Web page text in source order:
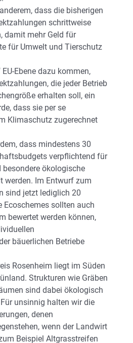
dass die bisherigen
schrittweise
damit mehr Geld für
für Umwelt und Tierschutz
Ebene dazu kommen,
die jeder Betrieb
erhalten soll, ein
dass sie per se
Klimaschutz zugerechnet
dass mindestens 30
verpflichtend für
besondere ökologische
werden. Im Entwurf zum
sind jetzt lediglich 20
Ecoschemes sollten auch
bewertet werden können,
bäuerlichen Betriebe
Rosenheim liegt im Süden
Strukturen wie Gräben
sind dabei ökologisch
unsinnig halten wir die
denen
wenn der Landwirt
Beispiel Altgrasstreifen